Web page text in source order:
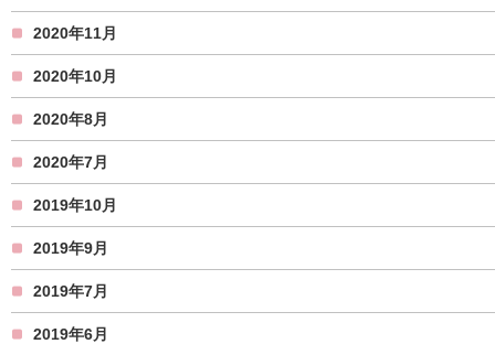
2020年11月
2020年10月
2020年8月
2020年7月
2019年10月
2019年9月
2019年7月
2019年6月